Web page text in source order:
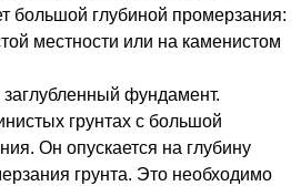
большой глубиной промерзания:
местности или на каменистом
заглубленный фундамент.
грунтах с большой
Он опускается на глубину
грунта. Это необходимо